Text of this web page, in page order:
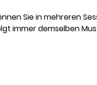
Sie in mehreren
immer demselben